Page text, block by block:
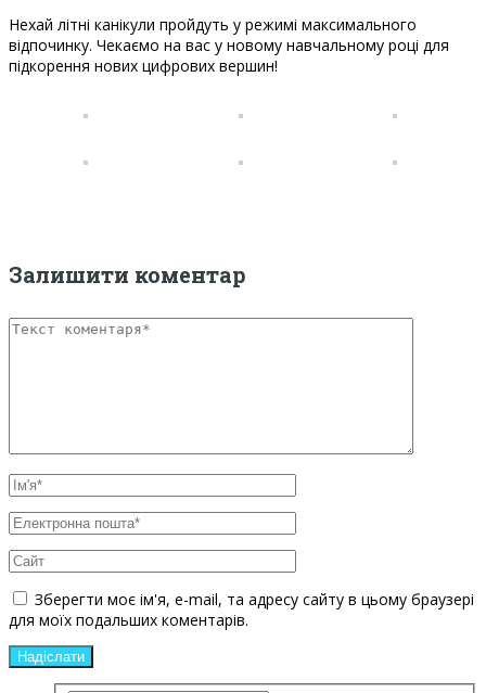
Нехай літні канікули пройдуть у режимі максимального
відпочинку. Чекаємо на вас у новому навчальному році для
підкорення нових цифрових вершин!
Залишити коментар
Зберегти моє ім'я, e-mail, та адресу сайту в цьому браузері
для моїх подальших коментарів.